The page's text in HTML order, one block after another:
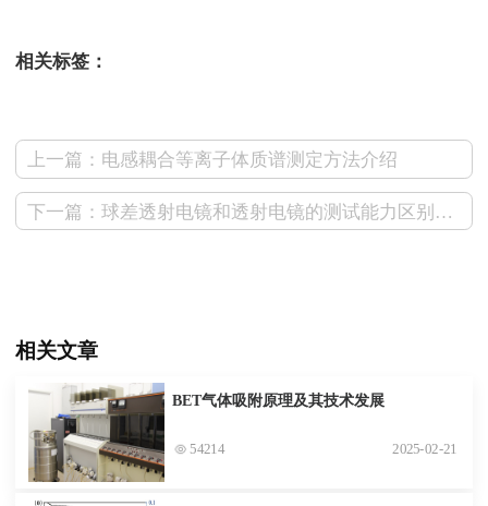
相关标签：
上一篇：电感耦合等离子体质谱测定方法介绍
下一篇：球差透射电镜和透射电镜的测试能力区别在哪？
相关文章
BET气体吸附原理及其技术发展
54214 2025-02-21